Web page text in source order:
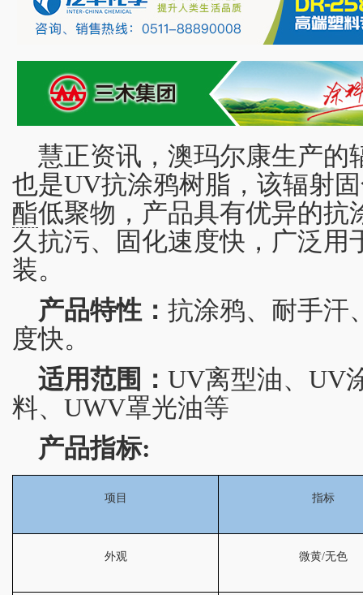
慧正资讯，澳玛尔康生产的
也是UV抗涂鸦树脂，该辐射
酯低聚物，产品具有优异的抗
久抗污、固化速度快，广泛用
装。
产品特性： 抗涂鸦、耐手汗
度快。
适用范围： UV离型油、UV
料、UWV罩光油等
产品指标:
项目 指标
外观 微黄/无色